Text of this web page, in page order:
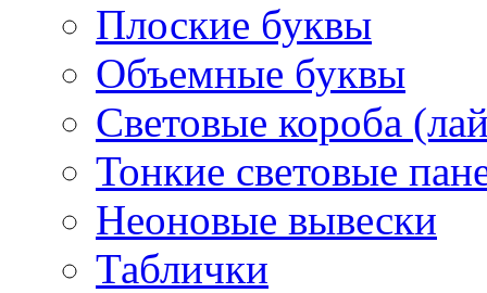
Плоские буквы
Объемные буквы
Световые короба
Тонкие световые
Неоновые вывески
Таблички